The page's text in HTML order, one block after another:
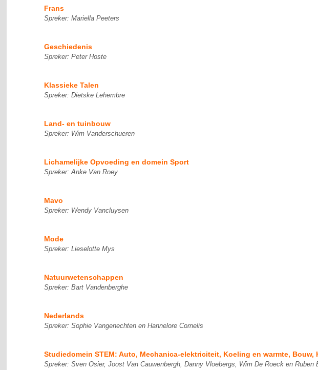
Frans
Spreker: Mariella Peeters
Geschiedenis
Spreker: Peter Hoste
Klassieke Talen
Spreker: Dietske Lehembre
Land- en tuinbouw
Spreker: Wim Vanderschueren
Lichamelijke Opvoeding en domein Sport
Spreker: Anke Van Roey
Mavo
Spreker: Wendy Vancluysen
Mode
Spreker: Lieselotte Mys
Natuurwetenschappen
Spreker: Bart Vandenberghe
Nederlands
Spreker: Sophie Vangenechten en Hannelore Cornelis
Studiedomein STEM: Auto, Mechanica-elektriciteit, Koeling en warmte, Bouw,
Spreker: Sven Osier, Joost Van Cauwenbergh, Danny Vloebergs, Wim De Roeck en Ruben